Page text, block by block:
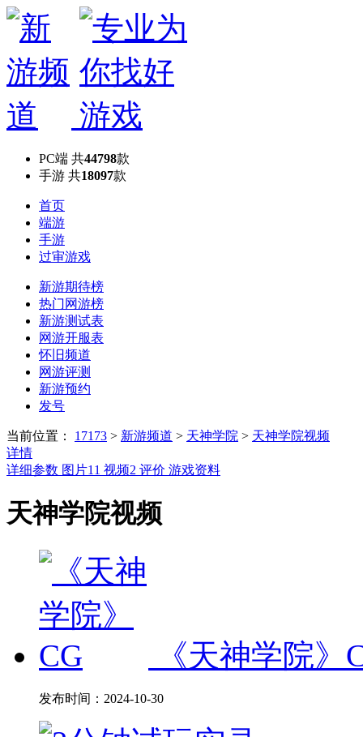
PC端 共44798款
手游 共18097款
首页
端游
手游
过审游戏
新游期待榜
热门网游榜
新游测试表
网游开服表
怀旧频道
网游评测
新游预约
发号
当前位置： 17173 > 新游频道 > 天神学院 > 天神学院视频
详情
详细参数 图片11 视频2 评价 游戏资料
天神学院视频
《天神学院》
发布时间： 2024-10-30